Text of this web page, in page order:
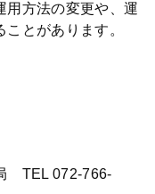
用方法の変更や、運
とがあります。
TEL 072-766-